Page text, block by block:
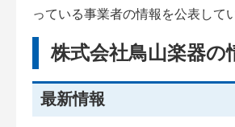
っている事業者の情報を公表して
株式会社鳥山楽器の
最新情報